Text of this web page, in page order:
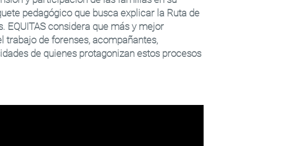
pedagógico que busca explicar la Ruta de
EQUITAS considera que más y mejor
trabajo de forenses, acompañantes,
de quienes protagonizan estos procesos